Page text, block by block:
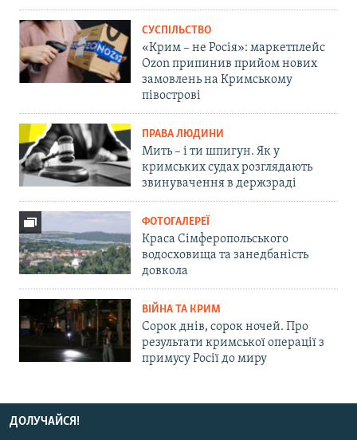
СУСПІЛЬСТВО
«Крим – не Росія»: маркетплейс
Ozon припинив прийом нових
замовлень на Кримському
півострові
ПРАВА ЛЮДИНИ
Мить – і ти шпигун. Як у
кримських судах розглядають
звинувачення в держзраді
ФОТОГАЛЕРЕЇ
Краса Сімферопольського
водосховища та занедбаність
довкола
ВІЙНА ТА КРИМ
Сорок днів, сорок ночей. Про
результати кримської операції з
примусу Росії до миру
ДОЛУЧАЙСЯ!